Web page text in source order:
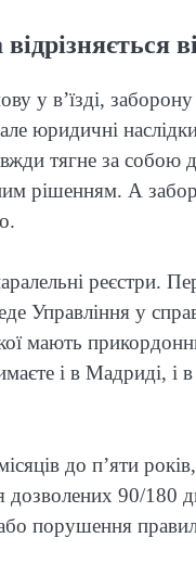
у в’їзді,
юридичні
тягне за
рішенням. А
реєстри.
Управління у
мають
і в Мадриді, і
до п’яти
дозволених 90/180
порушення